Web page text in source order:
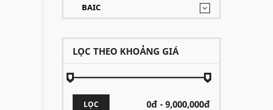
BAIC
LỌC THEO KHOẢNG GIÁ
LỌC